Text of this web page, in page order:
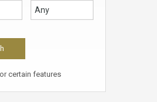
certain features